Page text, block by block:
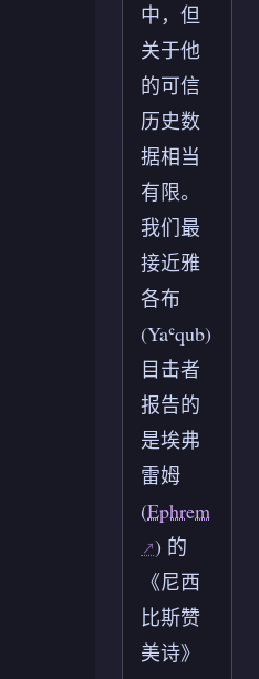
中，但
关于他
的可信
历史数
据相当
有限。
我们最
接近雅
各布
(Yaʿqub)
目击者
报告的
是埃弗
雷姆
(Ephrem
) 的
《尼西
比斯赞
美诗》